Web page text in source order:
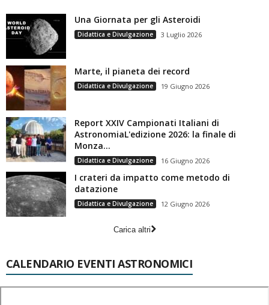
Una Giornata per gli Asteroidi
Didattica e Divulgazione 3 Luglio 2026
Marte, il pianeta dei record
Didattica e Divulgazione 19 Giugno 2026
Report XXIV Campionati Italiani di
AstronomiaL'edizione 2026: la finale di
Monza...
Didattica e Divulgazione 16 Giugno 2026
I crateri da impatto come metodo di
datazione
Didattica e Divulgazione 12 Giugno 2026
Carica altri
CALENDARIO EVENTI ASTRONOMICI